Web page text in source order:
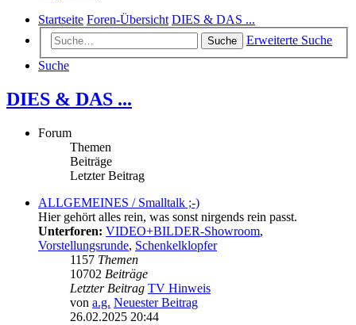
Startseite Foren-Übersicht DIES & DAS ...
Suche
Erweiterte Suche
Suche
DIES & DAS ...
Forum
Themen
Beiträge
Letzter Beitrag
ALLGEMEINES / Smalltalk ;-)
Hier gehört alles rein, was sonst nirgends rein passt.
Unterforen: VIDEO+BILDER-Showroom,
Vorstellungsrunde, Schenkelklopfer
1157 Themen
10702 Beiträge
Letzter Beitrag TV Hinweis
von a.g. Neuester Beitrag
26.02.2025 20:44